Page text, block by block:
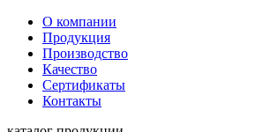
О компании
Продукция
Производство
Качество
Сертификаты
Контакты